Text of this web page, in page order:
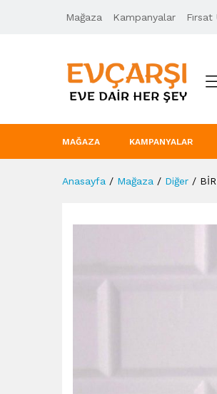
Mağaza Kampanyalar
MAĞAZA KAMPANYALAR
Anasayfa / Mağaza / Diğer /
Ürün Açıklaması Taksit